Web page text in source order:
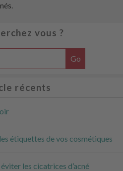
vous ?
récents
étiquettes de vos cosmétiques
les cicatrices d’acné